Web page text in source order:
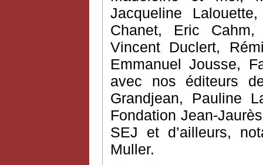
Jacqueline
Chanet, Eric Cahm,
Vincent Duclert,
Emmanuel Jousse,
avec nos éditeurs
Grandjean, Pauline
Fondation Jean-
SEJ et d’ailleurs,
Muller.